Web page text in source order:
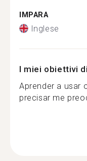
IMPARA
Inglese
I miei obiettivi
Aprender a usar
precisar me